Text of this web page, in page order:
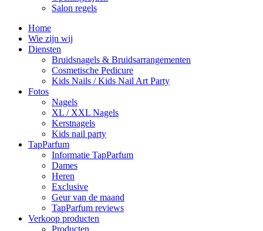
Salon regels
Home
Wie zijn wij
Diensten
Bruidsnagels & Bruidsarrangementen
Cosmetische Pedicure
Kids Nails / Kids Nail Art Party
Fotos
Nagels
XL / XXL Nagels
Kerstnagels
Kids nail party
TapParfum
Informatie TapParfum
Dames
Heren
Exclusive
Geur van de maand
TapParfum reviews
Verkoop producten
Producten